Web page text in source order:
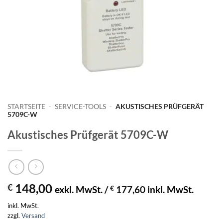
STARTSEITE - SERVICE-TOOLS - AKUSTISCHES PRÜFGERÄT
5709C-W
Akustisches Prüfgerät 5709C-W
€ 148,00 exkl. MwSt. /€ 177,60 inkl. MwSt.
inkl. MwSt.
zzgl. Versand